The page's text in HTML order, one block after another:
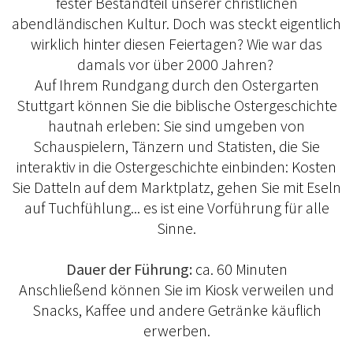
abendländischen Kultur. Doch was steckt eigentlich
wirklich hinter diesen Feiertagen? Wie war das
damals vor über 2000 Jahren?
Auf Ihrem Rundgang durch den Ostergarten
Stuttgart können Sie die biblische Ostergeschichte
hautnah erleben: Sie sind umgeben von
Schauspielern, Tänzern und Statisten, die Sie
interaktiv in die Ostergeschichte einbinden: Kosten
Sie Datteln auf dem Marktplatz, gehen Sie mit Eseln
auf Tuchfühlung... es ist eine Vorführung für alle
Sinne.
Dauer der Führung:ca. 60 Minuten
Anschließend können Sie im Kiosk verweilen und
Snacks, Kaffee und andere Getränke käuflich
erwerben.